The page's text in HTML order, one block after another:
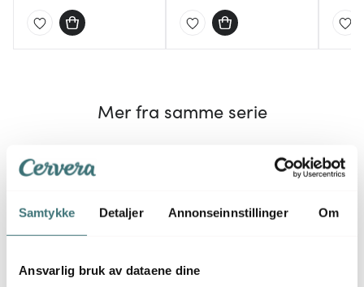
Samtykke Detaljer Annonseinnstillinger Om
Ansvarlig bruk av dataene dine
Mer fra samme serie